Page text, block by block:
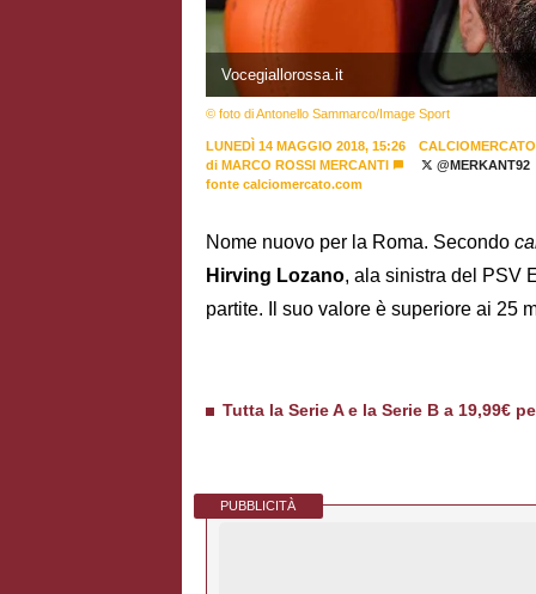
Vocegiallorossa.it
© foto di Antonello Sammarco/Image Sport
LUNEDÌ 14 MAGGIO 2018, 15:26
CALCIOMERCATO
di MARCO ROSSI MERCANTI
@MERKANT92
fonte calciomercato.com
Nome nuovo per la Roma. Secondo
Hirving Lozano, ala sinistra del PSV
partite. Il suo valore è superiore ai 25
Tutta la Serie A e la Serie B a 19,99€
PUBBLICITÀ